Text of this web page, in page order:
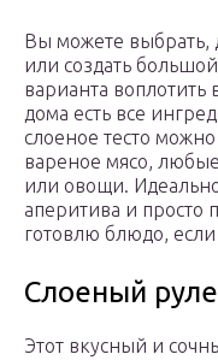
Вы можете выбрать,
или создать
варианта воплотить
дома есть все
слоеное тесто
вареное мясо,
или овощи. Идеально
аперитива и просто
готовлю блюдо,
Слоеный
Этот вкусный и